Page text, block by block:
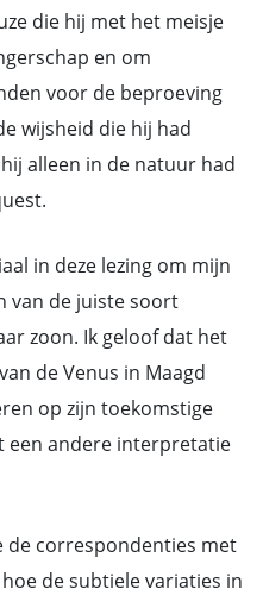
die hij met het meisje
en om
voor de beproeving
wijsheid die hij had
alleen in de natuur had
in deze lezing om mijn
van de juiste soort
zoon. Ik geloof dat het
de Venus in Maagd
op zijn toekomstige
een andere interpretatie
de correspondenties met
de subtiele variaties in